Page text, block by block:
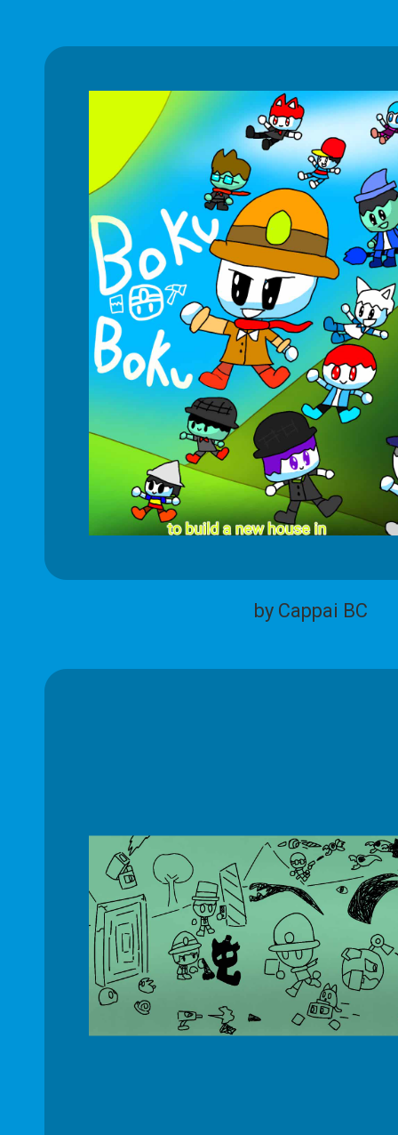
by Cappai BC